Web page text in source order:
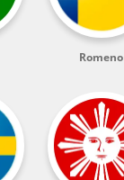
Romeno